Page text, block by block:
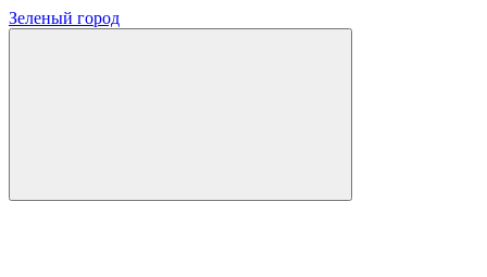
Зеленый город